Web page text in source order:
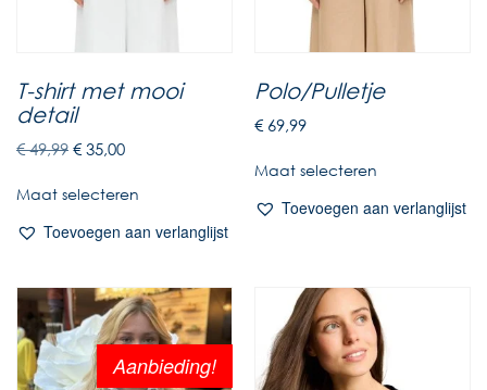
T-shirt met mooi
detail
€49,99 € 35,00
Maat selecteren
Toevoegen aan verlanglijst
Polo/Pulletje
€ 69,99
Maat selecteren
Toevoegen aan verlanglijst
Aanbieding!